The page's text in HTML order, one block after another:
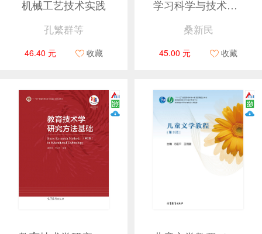
机械工艺技术实践
孔繁群等
46.40 元 收藏
学习科学与技术（第2版）
桑新民
45.00 元 收藏